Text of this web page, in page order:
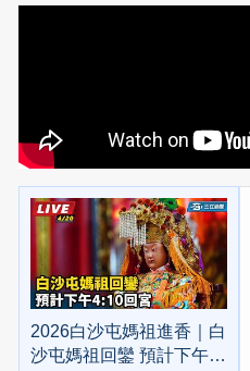
2026白沙屯媽祖進香｜白
沙屯媽祖回鑾 預計下午